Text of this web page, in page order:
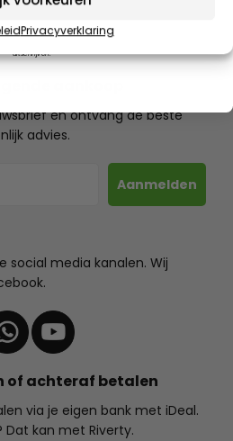
Privacyverklaring
en ontvang de beste
advies.
Aanmelden
social media kanalen. Wij
of achteraf betalen
via je eigen bank met iDeal.
kan met Riverty.
aan voor onze e-mails. Je kunt je op ieder moment weer
uitschrijven.